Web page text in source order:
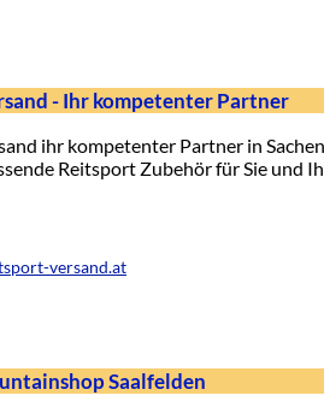
- Ihr kompetenter Partner
ihr kompetenter Partner in
Reitsport Zubehör für Sie und
versand.at
Saalfelden